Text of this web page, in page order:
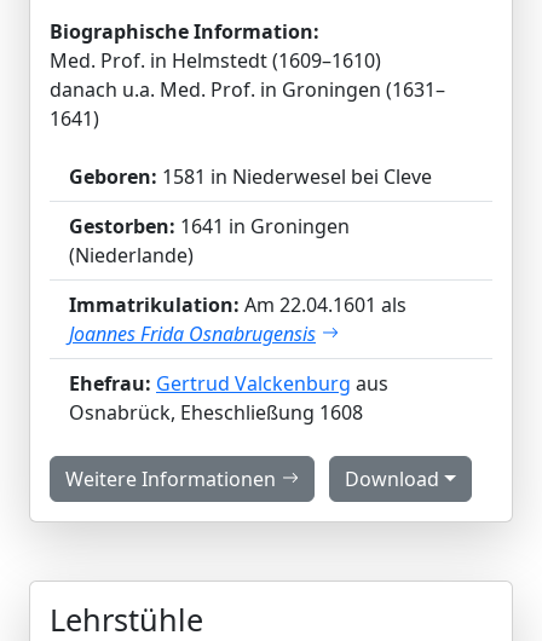
Biographische Information:
Med. Prof. in Helmstedt (1609–1610)
danach u.a. Med. Prof. in Groningen (1631–
1641)
Geboren: 1581 in Niederwesel bei Cleve
Gestorben: 1641 in Groningen
(Niederlande)
Immatrikulation: Am 22.04.1601 als
Joannes Frida Osnabrugensis
Ehefrau: Gertrud Valckenburg aus
Osnabrück, Eheschließung 1608
Weitere Informationen Download
Lehrstühle